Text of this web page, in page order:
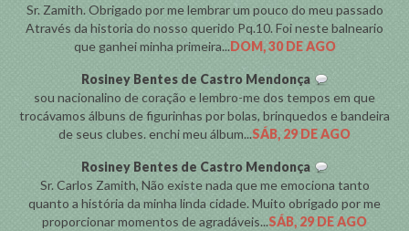
Sr. Zamith. Obrigado por me lembrar um pouco do meu passado
Através da historia do nosso querido Pq.10. Foi neste balneario
que ganhei minha primeira...DOM, 30 DE AGO
Rosiney Bentes de Castro Mendonça
sou nacionalino de coração e lembro-me dos tempos em que
trocávamos álbuns de figurinhas por bolas, brinquedos e bandeira
de seus clubes. enchi meu álbum...SÁB, 29 DE AGO
Rosiney Bentes de Castro Mendonça
Sr. Carlos Zamith, Não existe nada que me emociona tanto
quanto a história da minha linda cidade. Muito obrigado por me
proporcionar momentos de agradáveis...SÁB, 29 DE AGO